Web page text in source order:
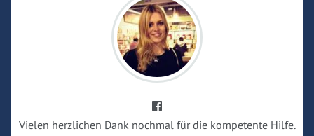
Vielen herzlichen Dank nochmal für die kompetente Hilfe.